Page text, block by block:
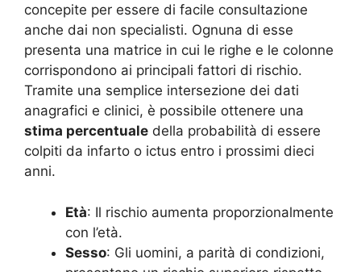
concepite per essere di facile consultazione
anche dai non specialisti. Ognuna di esse
presenta una matrice in cui le righe e le colonne
corrispondono ai principali fattori di rischio.
Tramite una semplice intersezione dei dati
anagrafici e clinici, è possibile ottenere una
stima percentuale della probabilità di essere
colpiti da infarto o ictus entro i prossimi dieci
anni.
Età: Il rischio aumenta proporzionalmente
con l’età.
Sesso: Gli uomini, a parità di condizioni,